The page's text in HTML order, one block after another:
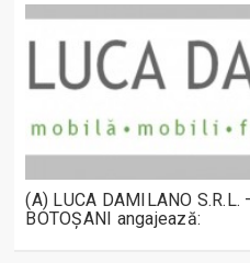
(A) LUCA DAMILANO S.R.L.
BOTOȘANI angajează: